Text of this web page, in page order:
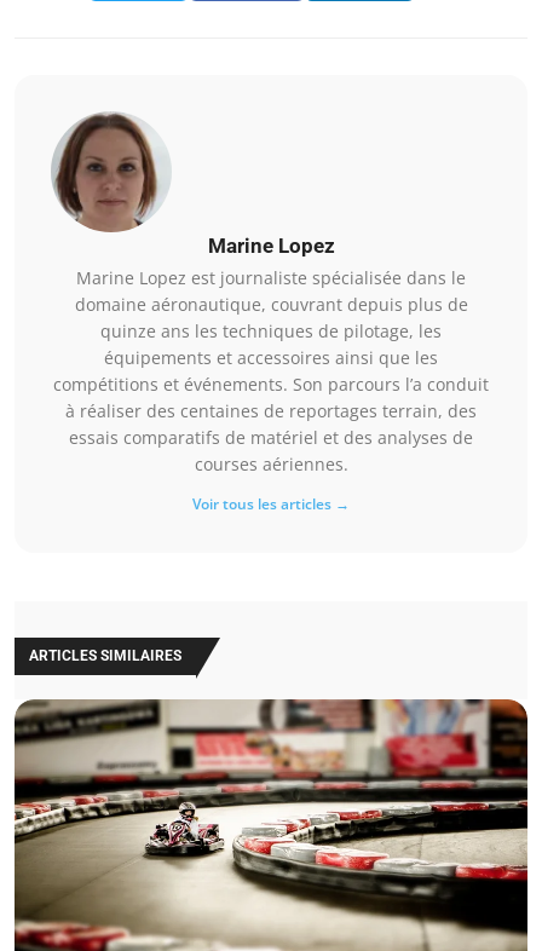
Marine Lopez
Marine Lopez est journaliste spécialisée dans le
domaine aéronautique, couvrant depuis plus de
quinze ans les techniques de pilotage, les
équipements et accessoires ainsi que les
compétitions et événements. Son parcours l’a conduit
à réaliser des centaines de reportages terrain, des
essais comparatifs de matériel et des analyses de
courses aériennes.
Voir tous les articles →
ARTICLES SIMILAIRES